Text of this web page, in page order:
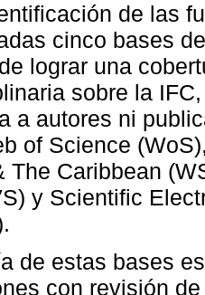
de las
cinco bases
lograr una
sobre la
a autores ni
of Science
The Caribbean
y Scientific
de estas bases
con revisión